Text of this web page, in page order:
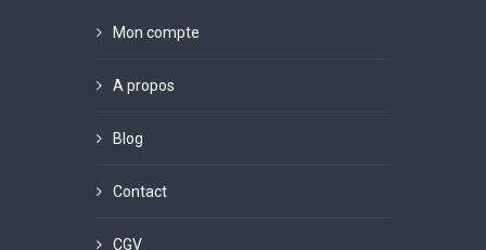
Mon compte
A propos
Blog
Contact
CGV